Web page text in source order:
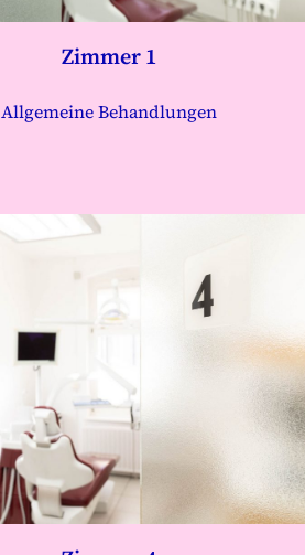
Zimmer 1
Allgemeine Behandlungen